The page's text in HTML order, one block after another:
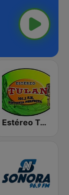
Estéreo Tulán